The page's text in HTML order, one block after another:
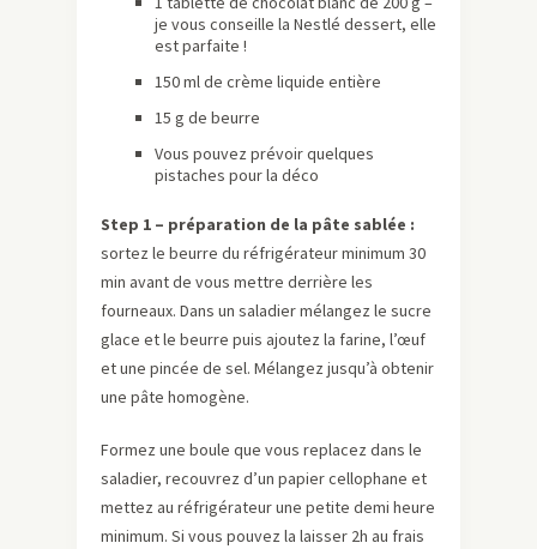
je vous conseille la Nestlé dessert, elle
est parfaite !
150 ml de crème liquide entière
15 g de beurre
Vous pouvez prévoir quelques
pistaches pour la déco
Step 1 – préparation de la pâte sablée :
sortez le beurre du réfrigérateur minimum 30
min avant de vous mettre derrière les
fourneaux. Dans un saladier mélangez le sucre
glace et le beurre puis ajoutez la farine, l’œuf
et une pincée de sel. Mélangez jusqu’à obtenir
une pâte homogène.
Formez une boule que vous replacez dans le
saladier, recouvrez d’un papier cellophane et
mettez au réfrigérateur une petite demi heure
minimum. Si vous pouvez la laisser 2h au frais